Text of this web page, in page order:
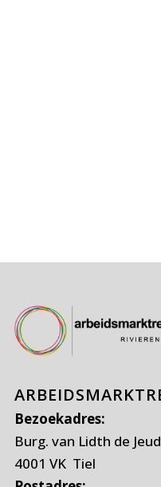
Bezoekadres:
Burg. van Lidth de
4001 VK Tiel